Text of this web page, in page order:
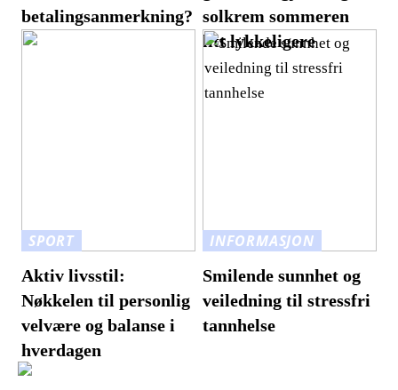
betalingsanmerkning? solkrem sommeren
litt lykkeligere
SPORT
Aktiv livsstil:
Nøkkelen til personlig
velvære og balanse i
hverdagen
INFORMASJON
Smilende sunnhet og
veiledning til stressfri
tannhelse